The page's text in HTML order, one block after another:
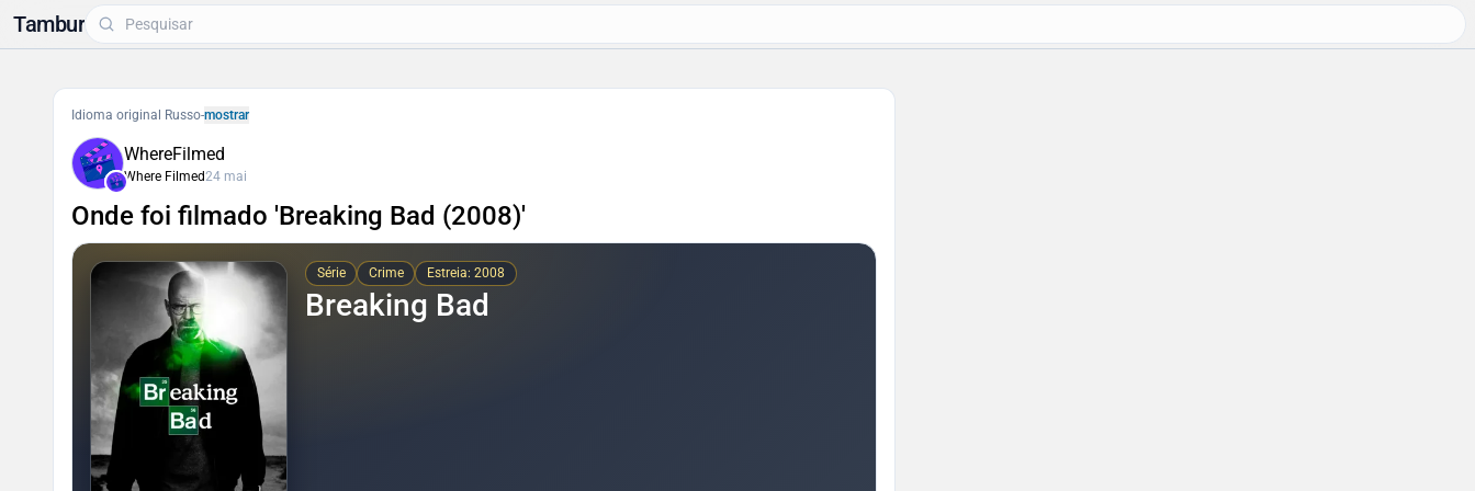
Tambur
Idioma original Russo-mostrar
WhereFilmed
Where Filmed24 mai
Onde foi filmado 'Breaking Bad (2008)'
Série Crime Estreia: 2008
Breaking Bad